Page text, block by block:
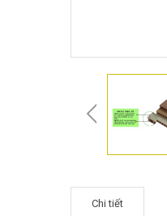
Chi tiết